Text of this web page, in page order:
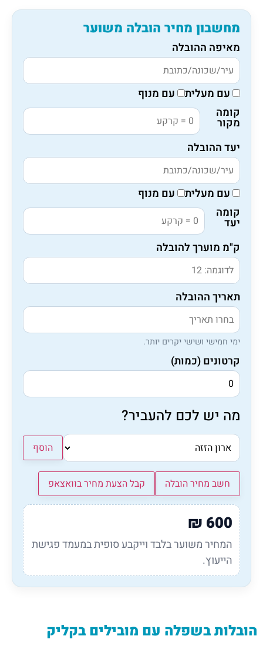
מחשבון מחיר הובלה משוער
מאיפה ההובלה
עם מעלית
עם מנוף
קומה
מקור
יעד ההובלה
עם מעלית
עם מנוף
קומה
יעד
ק"מ מוערך להובלה
תאריך ההובלה
ימי חמישי ושישי יקרים יותר.
קרטונים (כמות)
מה יש לכם להעביר?
הוסף
חשב מחיר הובלה קבל הצעת מחיר בוואצאפ
600
₪
המחיר משוער בלבד וייקבע סופית במעמד פגישת
הייעוץ.
הובלות בשפלה עם מובילים בקליק